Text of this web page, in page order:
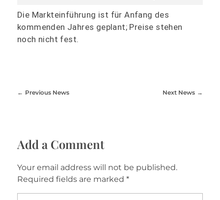
Die Markteinführung ist für Anfang des
kommenden Jahres geplant; Preise stehen
noch nicht fest.
Previous News Next News
Add a Comment
Your email address will not be published.
Required fields are marked *